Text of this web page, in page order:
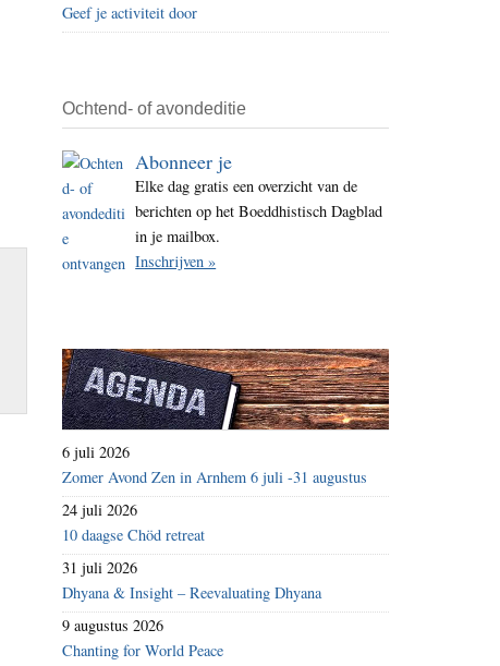
Geef je activiteit door
Ochtend- of avondeditie
Abonneer je
Elke dag gratis een overzicht van de
berichten op het Boeddhistisch Dagblad
in je mailbox.
Inschrijven »
6 juli 2026
Zomer Avond Zen in Arnhem 6 juli -31 augustus
24 juli 2026
10 daagse Chöd retreat
31 juli 2026
Dhyana & Insight – Reevaluating Dhyana
9 augustus 2026
Chanting for World Peace